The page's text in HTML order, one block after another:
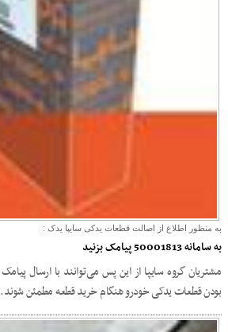
به منظور اطلاع از اصالت قطعات یدکی سایپا یدک :
به سامانه 50001813 پیامک بزنید
بودن قطعات یدکی خودرو هنگام خرید قطعه مطمئن شوند.